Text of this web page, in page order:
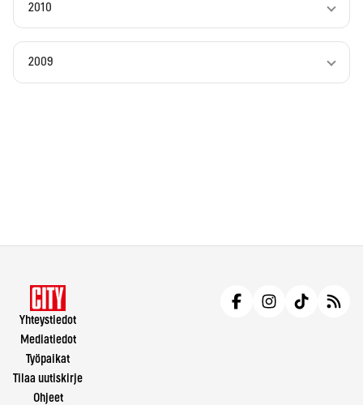
2010
2009
Yhteystiedot
Mediatiedot
Työpaikat
Tilaa uutiskirje
Ohjeet